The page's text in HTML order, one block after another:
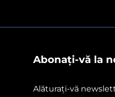
Abonați-vă la
Alăturați-vă